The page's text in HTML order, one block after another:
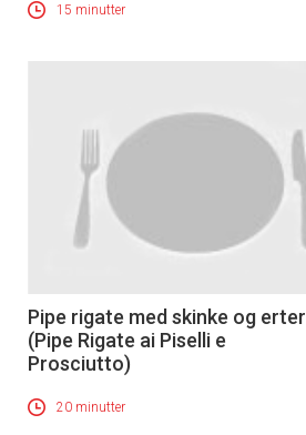
15 minutter
Pipe rigate med skinke og erter
(Pipe Rigate ai Piselli e
Prosciutto)
20 minutter